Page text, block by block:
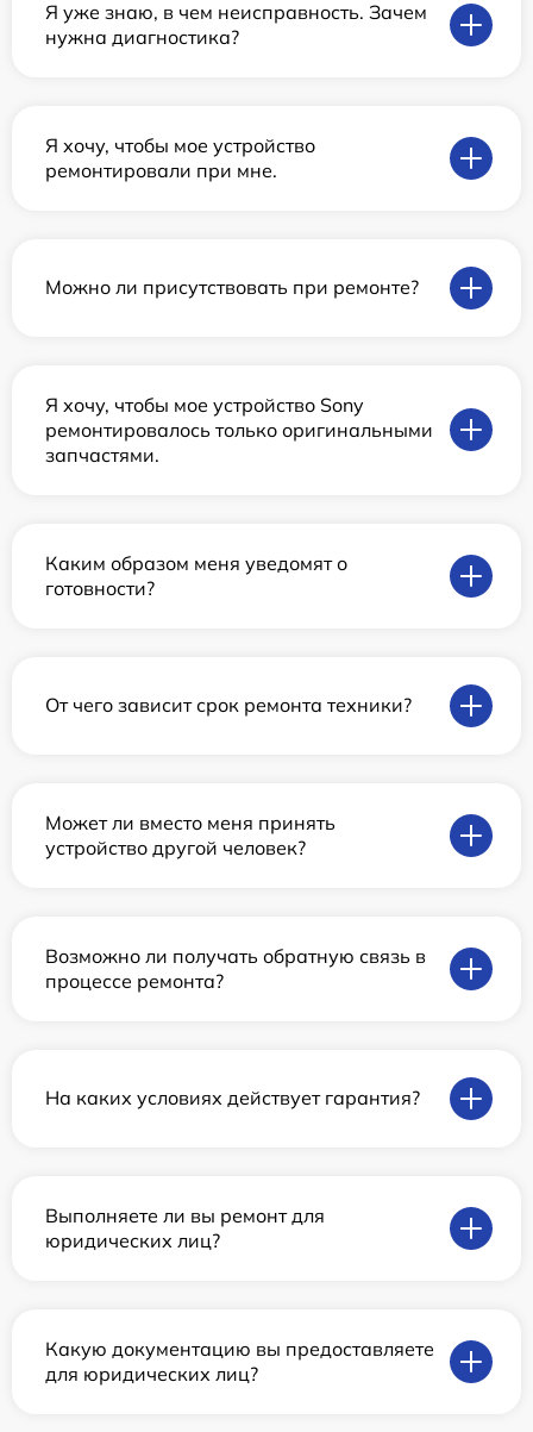
Я уже знаю, в чем неисправность. Зачем
нужна диагностика?
Я хочу, чтобы мое устройство
ремонтировали при мне.
Можно ли присутствовать при ремонте?
Я хочу, чтобы мое устройство Sony
ремонтировалось только оригинальными
запчастями.
Каким образом меня уведомят о
готовности?
От чего зависит срок ремонта техники?
Может ли вместо меня принять
устройство другой человек?
Возможно ли получать обратную связь в
процессе ремонта?
На каких условиях действует гарантия?
Выполняете ли вы ремонт для
юридических лиц?
Какую документацию вы предоставляете
для юридических лиц?